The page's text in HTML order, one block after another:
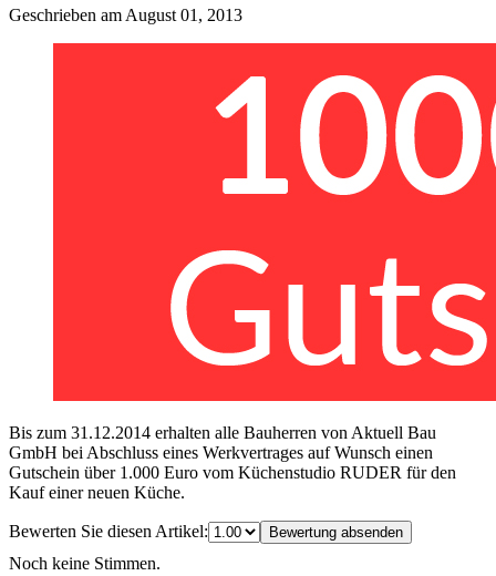
Geschrieben am August 01, 2013
Bis zum 31.12.2014 erhalten alle Bauherren von Aktuell Bau
GmbH bei Abschluss eines Werkvertrages auf Wunsch einen
Gutschein über 1.000 Euro vom Küchenstudio RUDER für den
Kauf einer neuen Küche.
Bewerten Sie diesen Artikel: Bewertung absenden
Noch keine Stimmen.